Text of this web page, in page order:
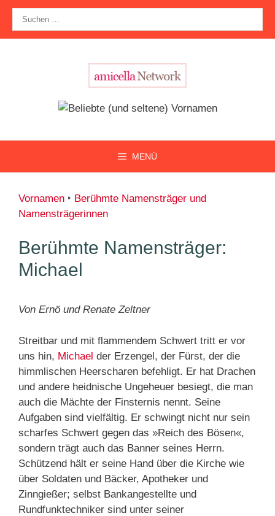
Zum
Inhalt
springen
nach:
MENÜ
Vornamen ‣ Berühmte Namensträger und
Namensträgerinnen
Berühmte Namensträger:
Michael
Von Ernö und Renate Zeltner
Streitbar und mit flammendem Schwert tritt er vor
uns hin, Michael der Erzengel, der Fürst, der die
himmlischen Heerscharen befehligt. Er hat Drachen
und andere heidnische Ungeheuer besiegt, die man
auch die Mächte der Finsternis nennt. Seine
Aufgaben sind vielfältig. Er schwingt nicht nur sein
scharfes Schwert gegen das »Reich des Bösen«,
sondern trägt auch das Banner seines Herrn.
Schützend hält er seine Hand über die Kirche wie
über Soldaten und Bäcker, Apotheker und
Zinngießer; selbst Bankangestellte und
Rundfunktechniker sind unter seiner